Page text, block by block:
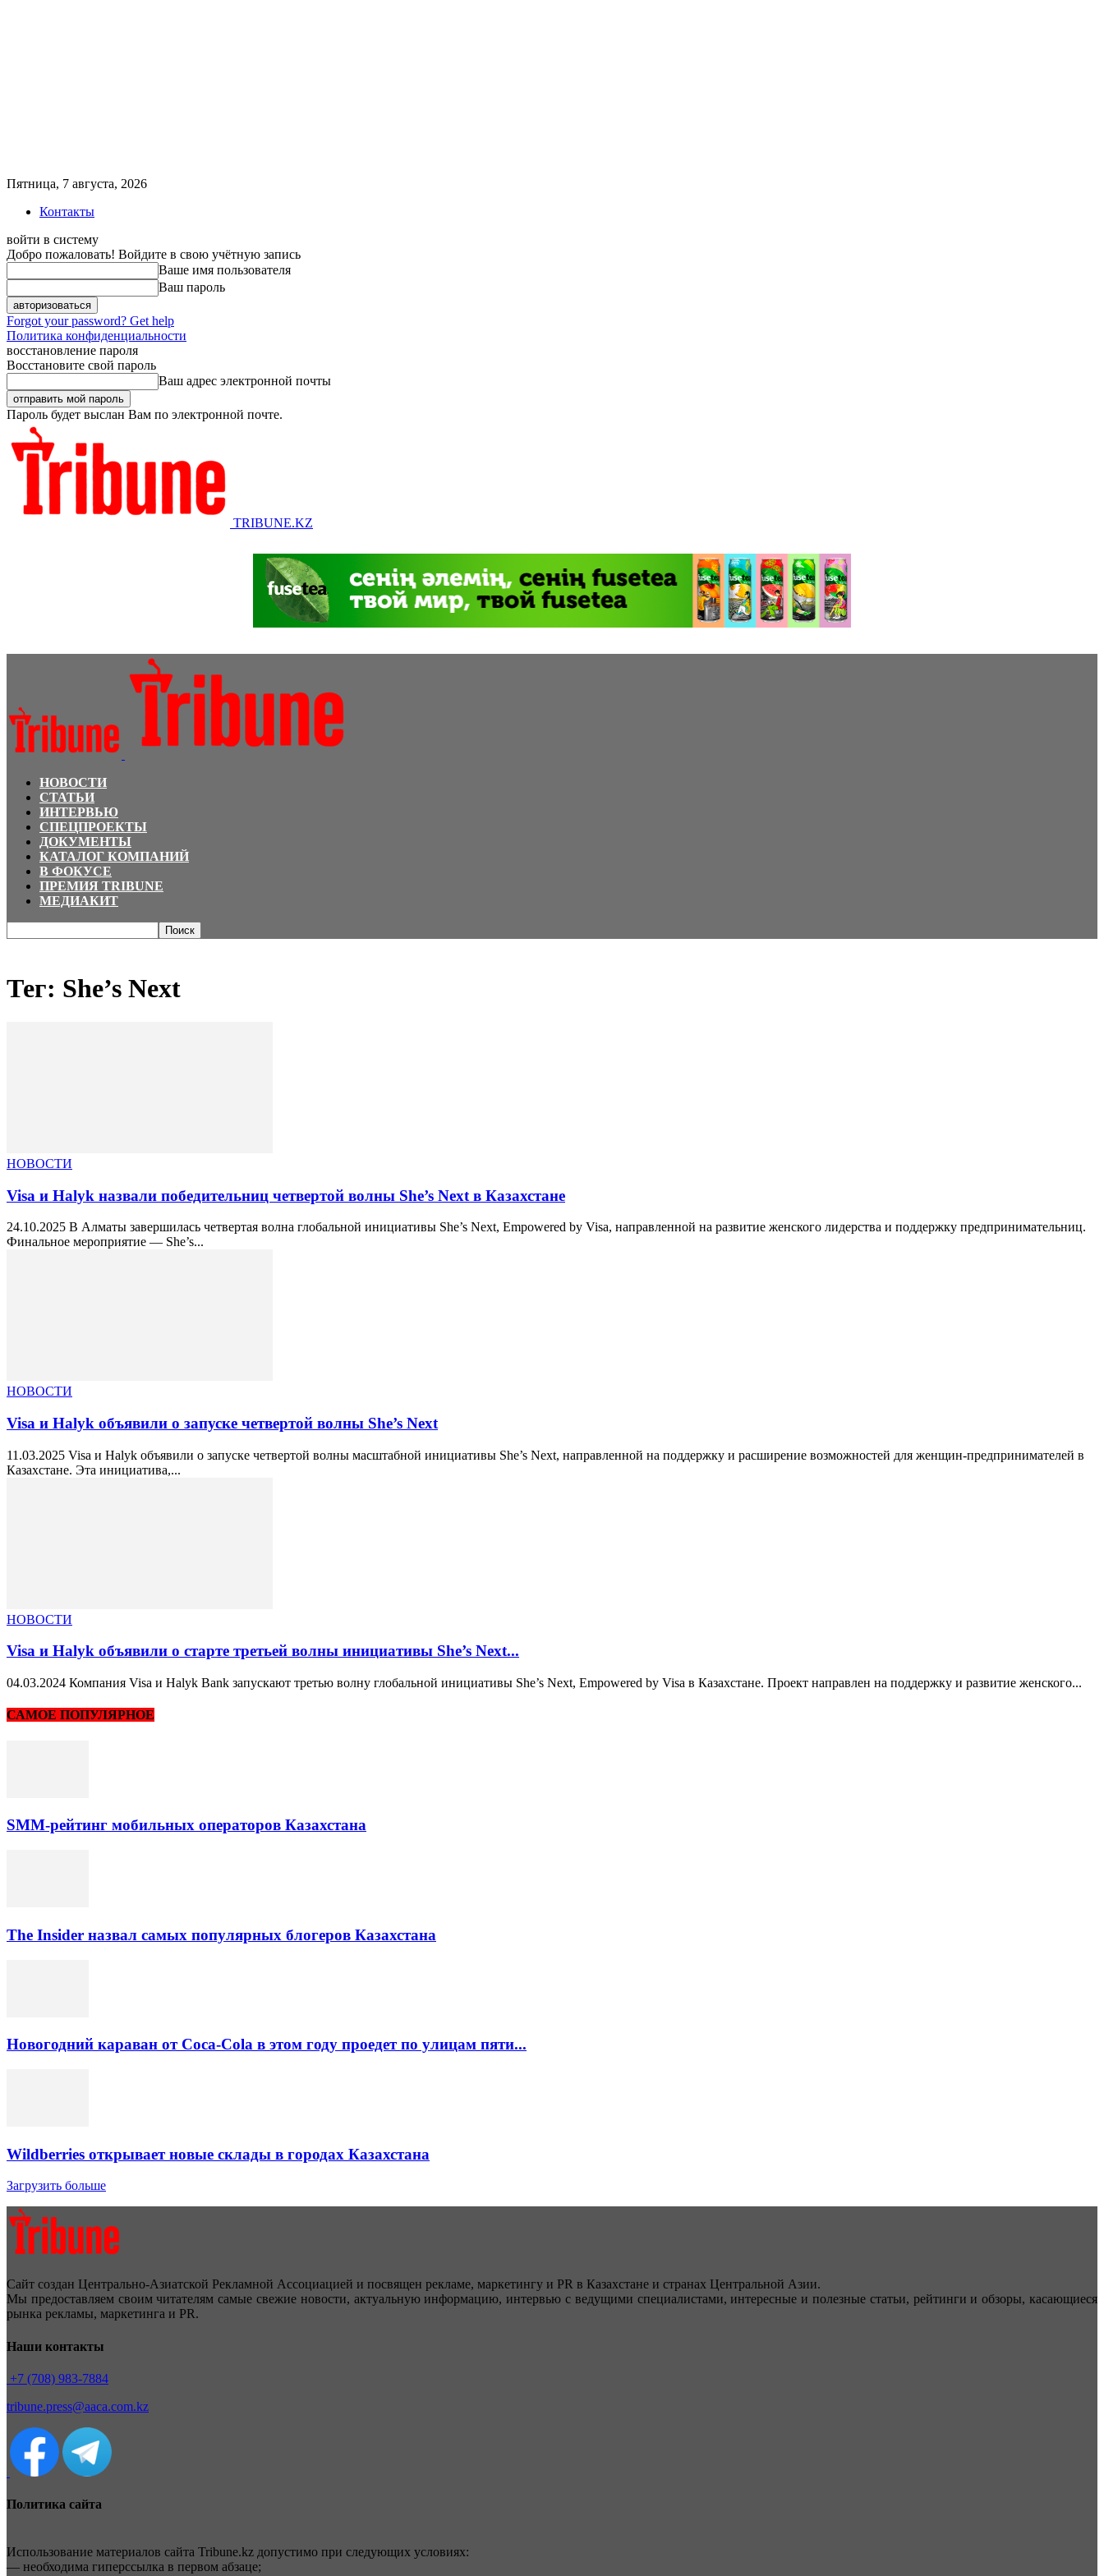
Пятница, 7 августа, 2026
Контакты
войти в систему
Добро пожаловать! Войдите в свою учётную запись
Ваше имя пользователя
Ваш пароль
Forgot your password? Get help
Политика конфиденциальности
восстановление пароля
Восстановите свой пароль
Ваш адрес электронной почты
Пароль будет выслан Вам по электронной почте.
TRIBUNE.KZ
НОВОСТИ
СТАТЬИ
ИНТЕРВЬЮ
СПЕЦПРОЕКТЫ
ДОКУМЕНТЫ
КАТАЛОГ КОМПАНИЙ
В ФОКУСЕ
ПРЕМИЯ TRIBUNE
МЕДИАКИТ
Тег: She’s Next
НОВОСТИ
Visa и Halyk назвали победительниц четвертой волны She’s Next в Казахстане
24.10.2025 В Алматы завершилась четвертая волна глобальной инициативы She’s Next, Empowered by Visa, направленной на развитие женского лидерства и поддержку предпринимательниц.
Финальное мероприятие — She’s...
НОВОСТИ
Visa и Halyk объявили о запуске четвертой волны She’s Next
11.03.2025 Visa и Halyk объявили о запуске четвертой волны масштабной инициативы She’s Next, направленной на поддержку и расширение возможностей для женщин-предпринимателей в
Казахстане. Эта инициатива,...
НОВОСТИ
Visa и Halyk объявили о старте третьей волны инициативы She’s Next...
04.03.2024 Компания Visa и Halyk Bank запускают третью волну глобальной инициативы She’s Next, Empowered by Visa в Казахстане. Проект направлен на поддержку и развитие женского...
САМОЕ ПОПУЛЯРНОЕ
SMM-рейтинг мобильных операторов Казахстана
The Insider назвал самых популярных блогеров Казахстана
Новогодний караван от Coca-Cola в этом году проедет по улицам пяти...
Wildberries открывает новые склады в городах Казахстана
Загрузить больше
Сайт создан Центрально-Азиатской Рекламной Ассоциацией и посвящен рекламе, маркетингу и PR в Казахстане и странах Центральной Азии.
Мы предоставляем своим читателям самые свежие новости, актуальную информацию, интервью с ведущими специалистами, интересные и полезные статьи, рейтинги и обзоры, касающиеся
рынка рекламы, маркетинга и PR.
Наши контакты
+7 (708) 983-7884
tribune.press@aaca.com.kz
Политика сайта
Использование материалов сайта Tribune.kz допустимо при следующих условиях:
— необходима гиперссылка в первом абзаце;